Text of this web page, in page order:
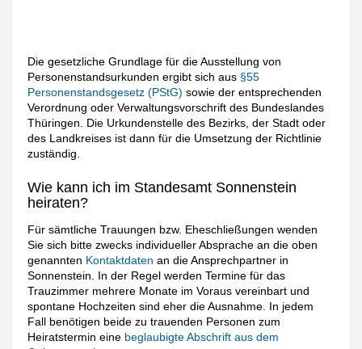
Die gesetzliche Grundlage für die Ausstellung von
Personenstandsurkunden ergibt sich aus §55
Personenstandsgesetz (PStG)sowie der entsprechenden
Verordnung oder Verwaltungsvorschrift des Bundeslandes
Thüringen. Die Urkundenstelle des Bezirks, der Stadt oder
des Landkreises ist dann für die Umsetzung der Richtlinie
zuständig.
Wie kann ich im Standesamt Sonnenstein
heiraten?
Für sämtliche Trauungen bzw. Eheschließungen wenden
Sie sich bitte zwecks individueller Absprache an die oben
genannten Kontaktdaten an die Ansprechpartner in
Sonnenstein. In der Regel werden Termine für das
Trauzimmer mehrere Monate im Voraus vereinbart und
spontane Hochzeiten sind eher die Ausnahme. In jedem
Fall benötigen beide zu trauenden Personen zum
Heiratstermin eine beglaubigte Abschrift aus dem